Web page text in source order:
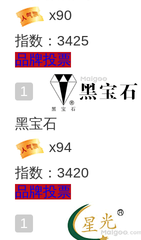
x90
指数： 3425
品牌投票
黑宝石
x94
指数： 3420
品牌投票